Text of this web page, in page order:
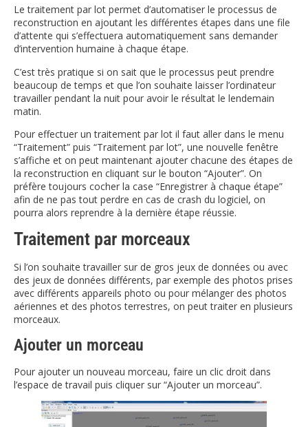
Le traitement par lot permet d’automatiser le processus de
reconstruction en ajoutant les différentes étapes dans une file
d’attente qui s’effectuera automatiquement sans demander
d’intervention humaine à chaque étape.
C’est très pratique si on sait que le processus peut prendre
beaucoup de temps et que l’on souhaite laisser l’ordinateur
travailler pendant la nuit pour avoir le résultat le lendemain
matin.
Pour effectuer un traitement par lot il faut aller dans le menu
“Traitement” puis “Traitement par lot”, une nouvelle fenêtre
s’affiche et on peut maintenant ajouter chacune des étapes de
la reconstruction en cliquant sur le bouton “Ajouter”. On
préfère toujours cocher la case “Enregistrer à chaque étape”
afin de ne pas tout perdre en cas de crash du logiciel, on
pourra alors reprendre à la dernière étape réussie.
Traitement par morceaux
Si l’on souhaite travailler sur de gros jeux de données ou avec
des jeux de données différents, par exemple des photos prises
avec différents appareils photo ou pour mélanger des photos
aériennes et des photos terrestres, on peut traiter en plusieurs
morceaux.
Ajouter un morceau
Pour ajouter un nouveau morceau, faire un clic droit dans
l’espace de travail puis cliquer sur “Ajouter un morceau”.